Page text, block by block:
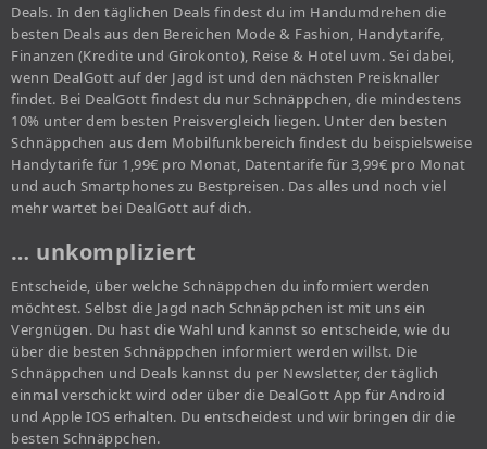
Deals. In den täglichen Deals findest du im Handumdrehen die
besten Deals aus den Bereichen Mode & Fashion, Handytarife,
Finanzen (Kredite und Girokonto), Reise & Hotel uvm. Sei dabei,
wenn DealGott auf der Jagd ist und den nächsten Preisknaller
findet. Bei DealGott findest du nur Schnäppchen, die mindestens
10% unter dem besten Preisvergleich liegen. Unter den besten
Schnäppchen aus dem Mobilfunkbereich findest du beispielsweise
Handytarife für 1,99€ pro Monat, Datentarife für 3,99€ pro Monat
und auch Smartphones zu Bestpreisen. Das alles und noch viel
mehr wartet bei DealGott auf dich.
… unkompliziert
Entscheide, über welche Schnäppchen du informiert werden
möchtest. Selbst die Jagd nach Schnäppchen ist mit uns ein
Vergnügen. Du hast die Wahl und kannst so entscheide, wie du
über die besten Schnäppchen informiert werden willst. Die
Schnäppchen und Deals kannst du per Newsletter, der täglich
einmal verschickt wird oder über die DealGott App für Android
und Apple IOS erhalten. Du entscheidest und wir bringen dir die
besten Schnäppchen.